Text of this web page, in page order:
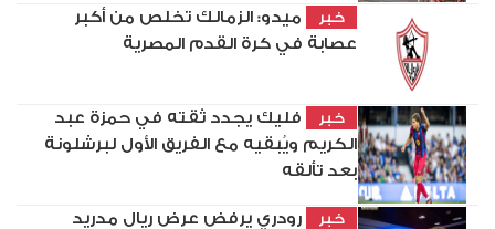
خبر
ميدو: الزمالك تخلص من أكبر
عصابة في كرة القدم المصرية
خبر
فليك يجدد ثقته في حمزة عبد
الكريم ويُبقيه مع الفريق الأول لبرشلونة
بعد تألقه
خبر
رودري يرفض عرض ريال مدريد